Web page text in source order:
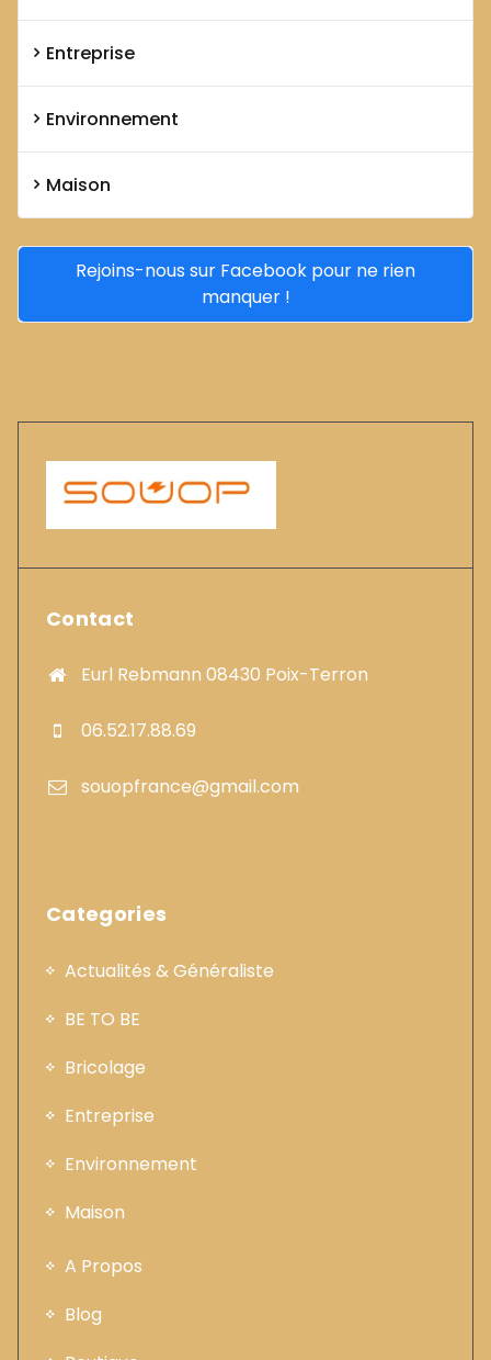
Entreprise
Environnement
Maison
Rejoins-nous sur Facebook pour ne rien
manquer !
Contact
Eurl Rebmann 08430 Poix-Terron
06.52.17.88.69
souopfrance@gmail.com
Categories
Actualités & Généraliste
BE TO BE
Bricolage
Entreprise
Environnement
Maison
A Propos
Blog